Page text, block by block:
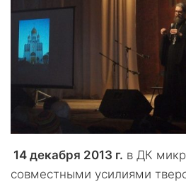
14 декабря 2013 г. в ДК
совместными усилиями